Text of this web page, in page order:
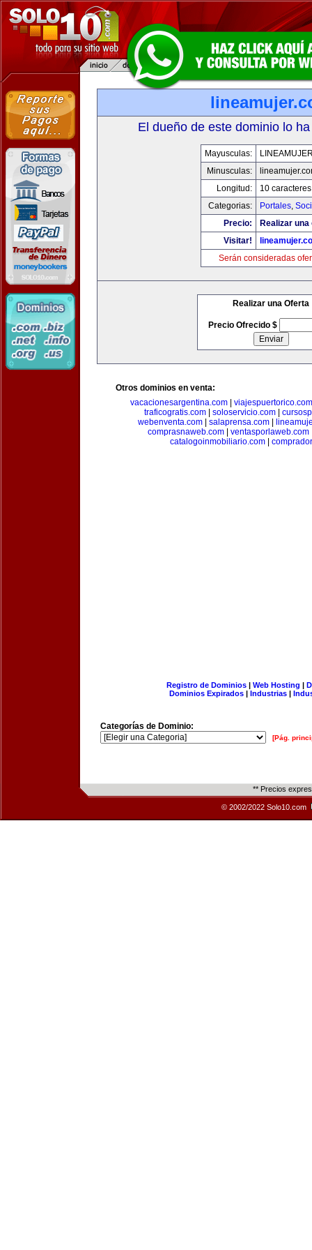
El dueño de este dominio lo
Mayusculas:
Minusculas:
Longitud:
10 caracteres
Categorias:
Portales,
Precio:
Realizar
Visitar!
Serán consideradas
Realizar una Oferta
Precio Ofrecido $
Otros dominios en venta:
vacacionesargentina.com
viajespuertorico.com
traficogratis.com| soloservicio.com|
webenventa.com
salaprensa.com
comprasnaweb.com
ventasporlaweb.com
catalogoinmobiliario.com|
Registro de Dominios| Web Hosting |
Dominios Expirados | Industrias |
Categorías de Dominio:
[Pág.
** Precios
© 2002/2022 Solo10.com